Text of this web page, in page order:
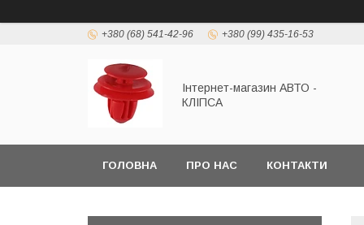
+380 (68) 541-42-96 +380 (99) 435-16-53
Інтернет-магазин АВТО -
КЛІПСА
ГОЛОВНА ПРО НАС КОНТАКТИ